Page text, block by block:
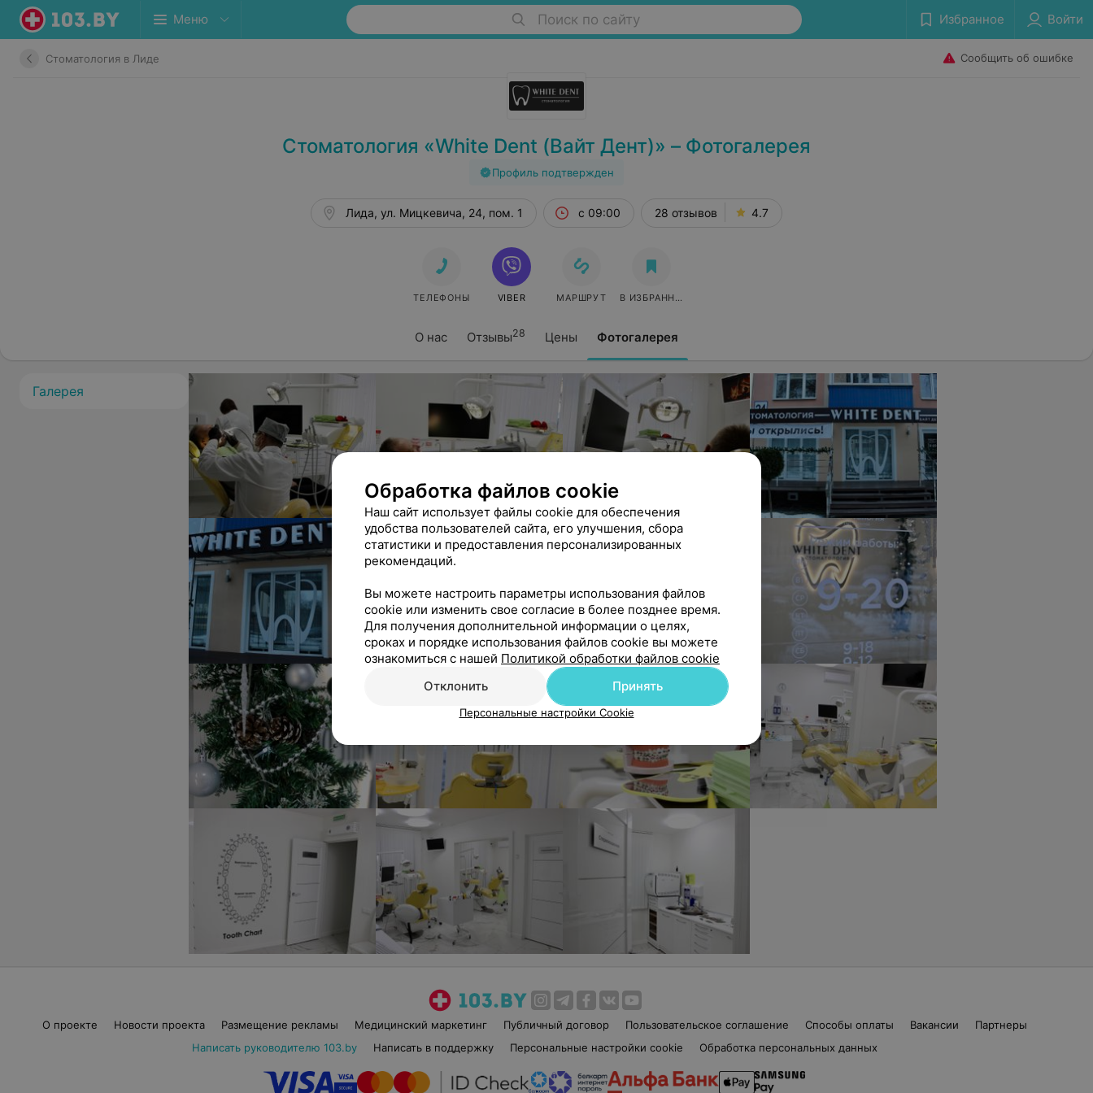
Меню Поиск по сайту Избранное Войти
Стоматология в Лиде Сообщить об ошибке
Стоматология «White Dent (Вайт Дент)» – Фотогалерея
Профиль подтвержден
О нас Отзывы28 Цены Фотогалерея
Лида, ул. Мицкевича, 24, пом. 1 с 09:00 28 отзывов 4.7
ТЕЛЕФОНЫ VIBER МАРШРУТ В ИЗБРАННОЕ
Галерея
О проекте Новости проекта Размещение рекламы Медицинский маркетинг Публичный договор Пользовательское соглашение Способы оплаты Вакансии
Партнеры
Написать руководителю 103.by
Написать в поддержку Персональные настройки cookie Обработка персональных данных
Обработка файлов cookie
Наш сайт использует файлы cookie для обеспечения
удобства пользователей сайта, его улучшения, сбора
статистики и предоставления персонализированных
рекомендаций.
Вы можете настроить параметры использования файлов
cookie или изменить свое согласие в более позднее время.
Для получения дополнительной информации о целях,
сроках и порядке использования файлов cookie вы можете
ознакомиться с нашей Политикой обработки файлов cookie
Отклонить
Принять
Персональные настройки Cookie